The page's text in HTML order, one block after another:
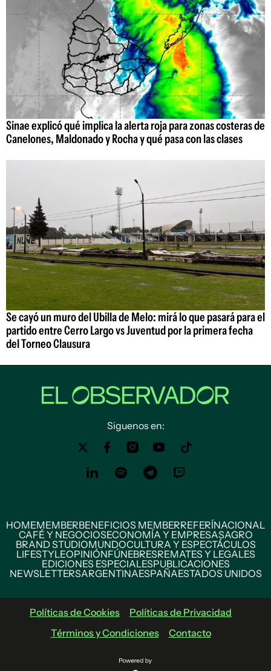
Sinae explicó qué implica la alerta roja para zonas costeras de
Canelones, Maldonado y Rocha y qué pasa con las clases
Se cayó un muro del Ubilla de Melo: mirá lo que pasará para el
partido entre Cerro Largo vs Juventud por la primera fecha
del Torneo Clausura
Siguenos en:
HOMEMEMBERBENEFICIOS MEMBERREFERÍNACIONAL
CAFÉ Y NEGOCIOSECONOMÍA Y EMPRESASAGRO
BRAND STUDIOMUNDOCULTURA Y ESPECTÁCULOS
LIFESTYLEOPINIÓNFÚNEBRESREMATES Y LEGALES
EDICIONES ESPECIALESPUBLICACIONES
NEWSLETTERSARGENTINAESPAÑAESTADOS UNIDOS
Políticas de Cookies
Políticas de Privacidad
Términos y Condiciones
Contacto